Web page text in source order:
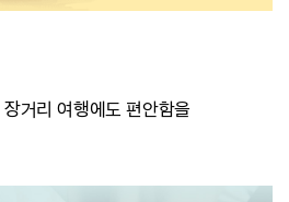
장거리 여행에도 편안함을